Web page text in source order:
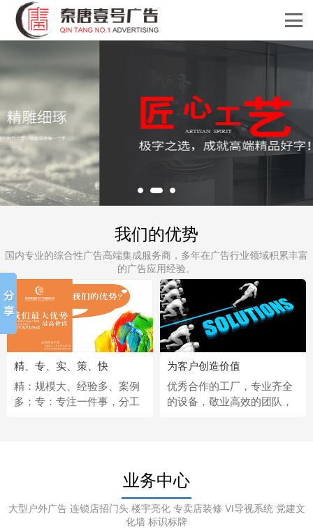
我们的优势
国内专业的综合性广告高端集成服务商，多年在广告行业领域积累丰富
的广告应用经验。
精、专、实、策、快
精：规模大、经验多、案例
多；专：专注一件事，分工
为客户创造价值
优秀合作的工厂，专业齐全
的设备，敬业高效的团队，
业务中心
大型户外广告 连锁店招门头 楼宇亮化 专卖店装修 VI导视系统 党建文
化墙 标识标牌